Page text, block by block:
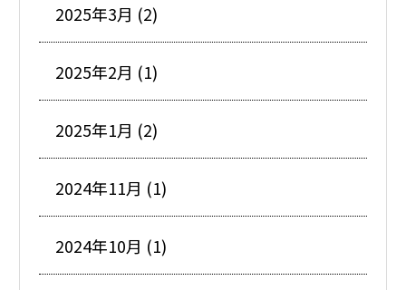
2025年3月 (2)
2025年2月 (1)
2025年1月 (2)
2024年11月 (1)
2024年10月 (1)